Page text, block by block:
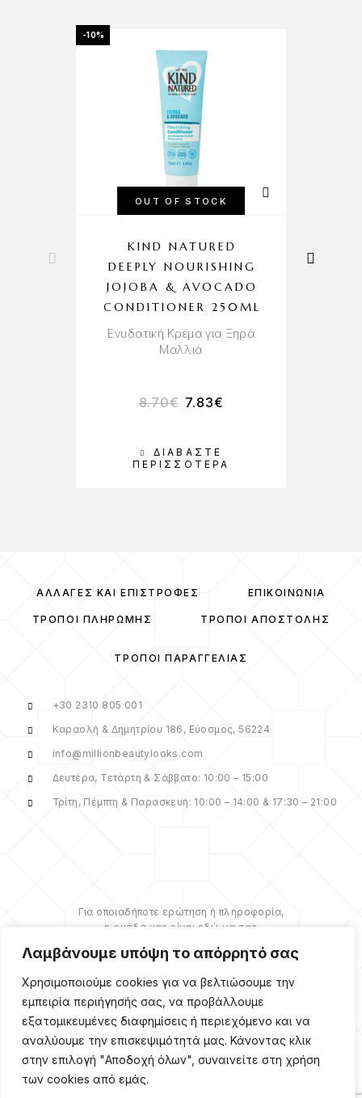
Λαμβάνουμε υπόψη το απόρρητό σας
Χρησιμοποιούμε cookies για να βελτιώσουμε την
εμπειρία περιήγησής σας, να προβάλλουμε
εξατομικευμένες διαφημίσεις ή περιεχόμενο και να
αναλύουμε την επισκεψιμότητά μας. Κάνοντας κλικ
στην επιλογή "Αποδοχή όλων", συναινείτε στη χρήση
των cookies από εμάς.
-10%
OUT OF STOCK
ΔΙΑΒΆΣΤΕ
ΠΕΡΙΣΣΌΤΕΡΑ
KIND NATURED
DEEPLY NOURISHING
JOJOBA & AVOCADO
CONDITIONER 250ML
Ενυδατική Κρέμα για Ξηρά
Μαλλιά
8.70€ 7.83€
ΑΛΛΑΓΈΣ ΚΑΙ ΕΠΙΣΤΡΟΦΈΣ ΕΠΙΚΟΙΝΩΝΊΑ
ΤΡΌΠΟΙ ΠΛΗΡΩΜΉΣ ΤΡΌΠΟΙ ΑΠΟΣΤΟΛΉΣ
ΤΡΌΠΟΙ ΠΑΡΑΓΓΕΛΊΑΣ
+30 2310 805 001
Καραολή & Δημητρίου 186, Εύοσμος, 56224
info@millionbeautylooks.com
Δευτέρα, Τετάρτη & Σάββατο: 10:00 – 15:00
Τρίτη, Πέμπτη & Παρασκευή: 10:00 – 14:00 & 17:30 – 21:00
Για οποιαδήποτε ερώτηση ή πληροφορία,
η ομάδα μας είναι εδώ να σας
βοηθήσουμε.
ΠΕΡΙΣΣΌΤΕΡΑ
Copyright ©2026Million